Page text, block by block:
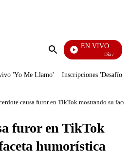
Enviar
EN VIVO
Día A Día
'Yo Me Llamo' Inscripciones 'Desafío'
causa furor en TikTok mostrando su
furor en TikTok
humorística